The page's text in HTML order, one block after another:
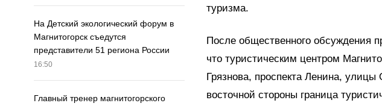
На Детский экологический форум в
Магнитогорск съедутся
представители 51 региона России
16:50
Главный тренер магнитогорского
туризма.
После общественного обсуждения
что туристическим центром
Грязнова, проспекта Ленина,
восточной стороны граница